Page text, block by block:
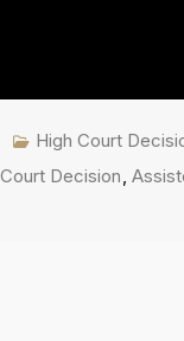
High Court
Decision